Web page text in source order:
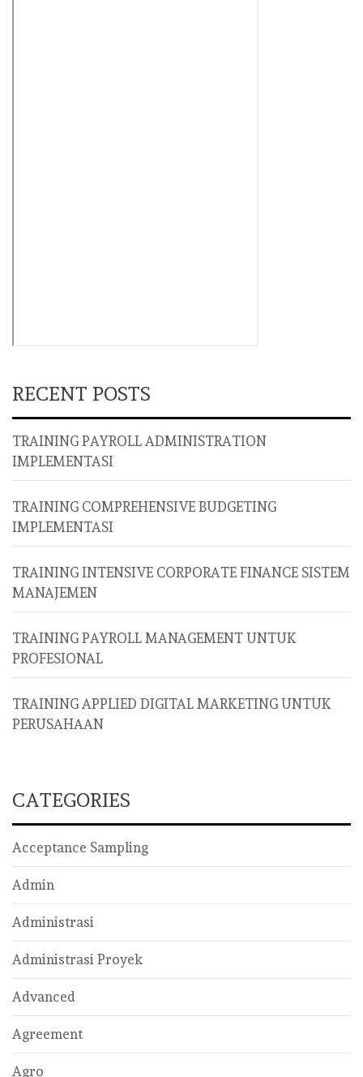
RECENT POSTS
TRAINING PAYROLL ADMINISTRATION
IMPLEMENTASI
TRAINING COMPREHENSIVE BUDGETING
IMPLEMENTASI
TRAINING INTENSIVE CORPORATE FINANCE SISTEM
MANAJEMEN
TRAINING PAYROLL MANAGEMENT UNTUK
PROFESIONAL
TRAINING APPLIED DIGITAL MARKETING UNTUK
PERUSAHAAN
CATEGORIES
Acceptance Sampling
Admin
Administrasi
Administrasi Proyek
Advanced
Agreement
Agro